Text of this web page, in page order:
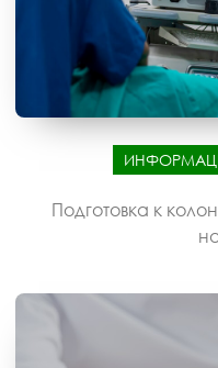
Подготовка к